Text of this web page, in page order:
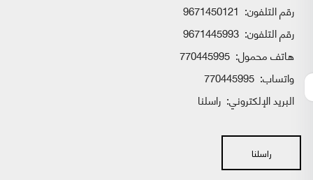
رقم التلفون: 9671450121
رقم التلفون: 9671445993
هاتف محمول: 770445995
واتساب:
البريد الإلكتروني: راسلنا
راسلنا